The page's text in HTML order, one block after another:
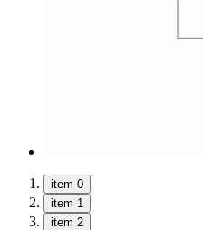
item 0
item 1
item 2